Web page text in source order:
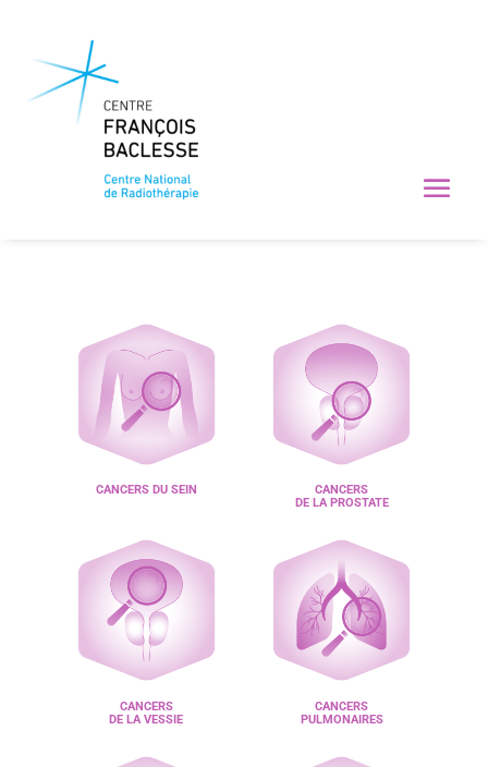
CANCERS DU SEIN
CANCERS
DE LA PROSTATE
CANCERS
DE LA VESSIE
CANCERS
PULMONAIRES